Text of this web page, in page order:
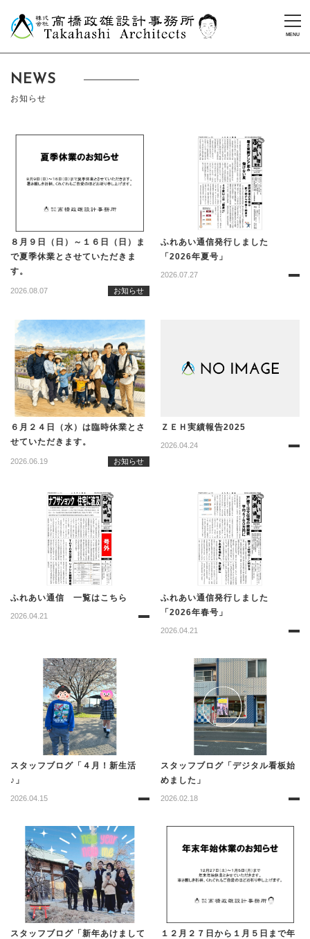
NEWS
お知らせ
８月９日（日）～１６日（日）ま
で夏季休業とさせていただきま
す。
2026.08.07 お知らせ
ふれあい通信発行しました
「2026年夏号」
2026.07.27
６月２４日（水）は臨時休業とさ
せていただきます。
2026.06.19 お知らせ
ＺＥＨ実績報告2025
2026.04.24
ふれあい通信 一覧はこちら
2026.04.21
ふれあい通信発行しました
「2026年春号」
2026.04.21
スタッフブログ「４月！新生活
♪」
2026.04.15
スタッフブログ「デジタル看板始
めました」
2026.02.18
スタッフブログ「新年あけまして
１２月２７日から１月５日まで年